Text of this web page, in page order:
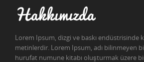
Hakkımızda
Lorem Ipsum, dizgi ve baskı endüstrisinde
metinlerdir. Lorem Ipsum, adı bilinmeyen
hurufat numune kitabı oluşturmak üzere